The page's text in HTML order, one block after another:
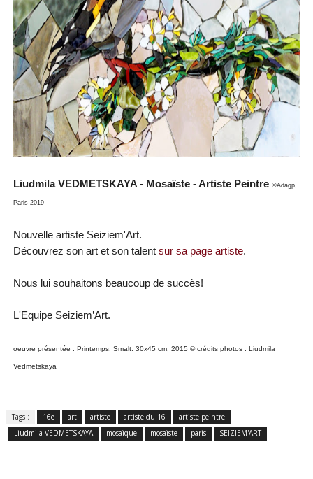
Liudmila VEDMETSKAYA - Mosaïste - Artiste Peintre ©Adagp,
Paris 2019
Nouvelle artiste Seiziem'Art.
Découvrez son art et son talent sur sa page artiste.
Nous lui souhaitons beaucoup de succès!
L'Equipe Seiziem’Art.
oeuvre présentée : Printemps. Smalt. 30x45 cm, 2015 © crédits photos : Liudmila
Vedmetskaya
Tags : 16e art artiste artiste du 16
artiste peintre
Liudmila VEDMETSKAYA
mosaïque mosaïste paris SEIZIEM'ART